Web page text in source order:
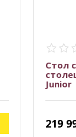
Стол
Junior
219